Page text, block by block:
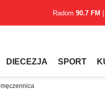
Radom 90.7 FM
DIECEZJA SPORT